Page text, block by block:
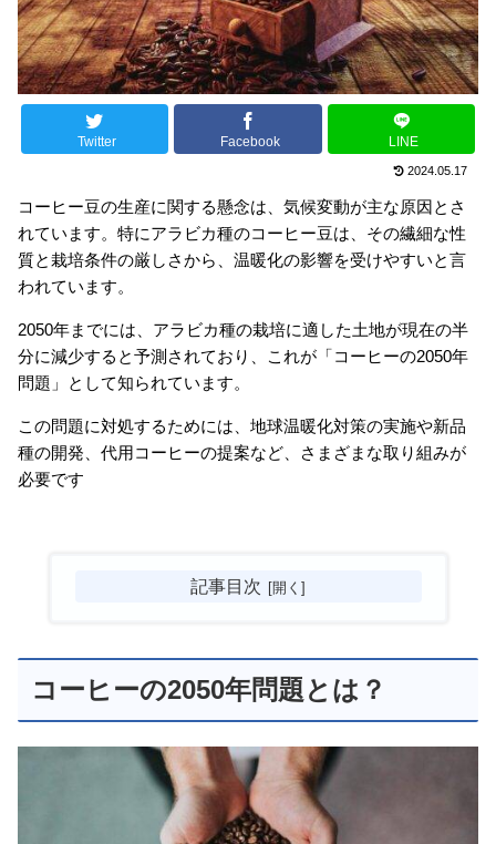
Twitter Facebook LINE
2024.05.17
コーヒー豆の生産に関する懸念は、気候変動が主な原因とさ
れています。特にアラビカ種のコーヒー豆は、その繊細な性
質と栽培条件の厳しさから、温暖化の影響を受けやすいと言
われています。
2050年までには、アラビカ種の栽培に適した土地が現在の半
分に減少すると予測されており、これが「コーヒーの2050年
問題」として知られています。
この問題に対処するためには、地球温暖化対策の実施や新品
種の開発、代用コーヒーの提案など、さまざまな取り組みが
必要です
記事目次
コーヒーの2050年問題とは？